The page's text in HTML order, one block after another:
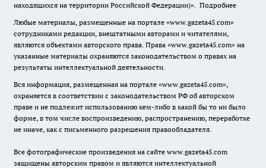
находящихся на территории Российской Федерации)». Подробнее
Любые материалы, размещенные на портале «www.gazeta45.com»
сотрудниками редакции, внештатными авторами и читателями,
являются объектами авторского права. Права «www.gazeta45.com» на
указанные материалы охраняются законодательством о правах на
результаты интеллектуальной деятельности.
Вся информация, размещенная на портале «www.gazeta45.com»,
охраняется в соответствии с законодательством РФ об авторском
праве и не подлежит использованию кем-либо в какой бы то ни было
форме, в том числе воспроизведению, распространению, переработке
не иначе, как с письменного разрешения правообладателя.
Все фотографические произведения на сайте www.gazeta45.com
защищены авторским правом и являются интеллектуальной